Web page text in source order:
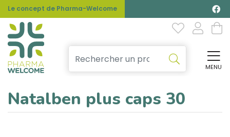
Le concept de Pharma-Welcome
MENU
Natalben plus caps 30